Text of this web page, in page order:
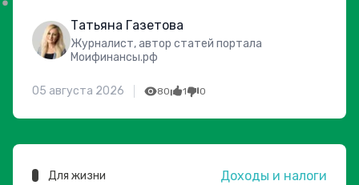
Татьяна Газетова
Журналист, автор статей портала
Моифинансы.рф
05 августа 2026 80 1 0
Для жизни Доходы и налоги